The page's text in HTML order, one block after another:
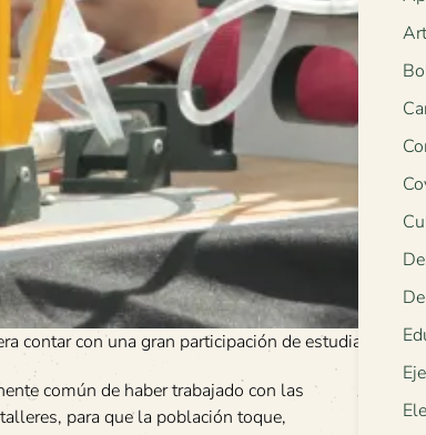
contar con una gran participación de estudiantes.
común de haber trabajado con las
para que la población toque,